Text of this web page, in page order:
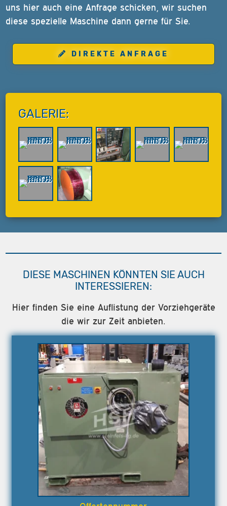
uns hier auch eine Anfrage schicken, wir suchen
diese spezielle Maschine dann gerne für Sie.
DIREKTE ANFRAGE
GALERIE:
DIESE MASCHINEN KÖNNTEN SIE AUCH
INTERESSIEREN:
Hier finden Sie eine Auflistung der Vorziehgeräte
die wir zur Zeit anbieten.